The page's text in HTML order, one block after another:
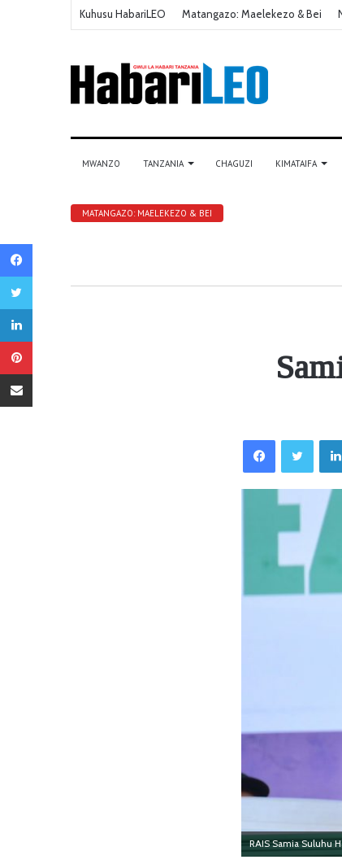
Kuhusu HabariLEO Matangazo: Maelekezo & Bei
MWANZO TANZANIA CHAGUZI KIMATAIFA
MATANGAZO: MAELEKEZO & BEI
RAIS Samia Suluhu